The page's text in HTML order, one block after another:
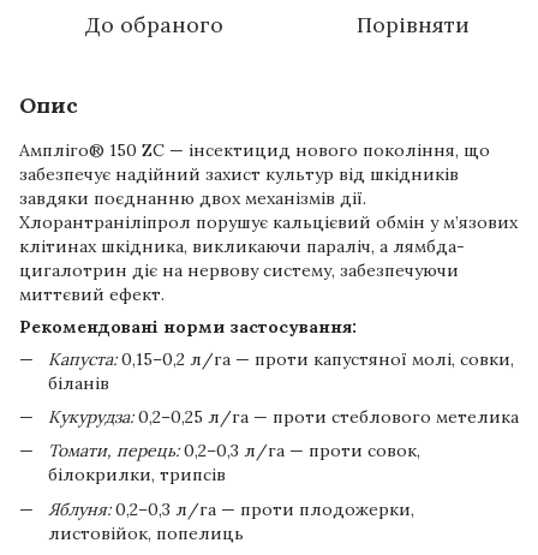
До обраного Порівняти
Опис
Ампліго® 150 ZC — інсектицид нового покоління, що
забезпечує надійний захист культур від шкідників
завдяки поєднанню двох механізмів дії.
Хлорантраніліпрол порушує кальцієвий обмін у м’язових
клітинах шкідника, викликаючи параліч, а лямбда-
цигалотрин діє на нервову систему, забезпечуючи
миттєвий ефект.
Рекомендовані норми застосування:
Капуста:0,15–0,2 л/га — проти капустяної молі, совки,
біланів
Кукурудза:0,2–0,25 л/га — проти стеблового метелика
Томати, перець:0,2–0,3 л/га — проти совок,
білокрилки, трипсів
Яблуня:0,2–0,3 л/га — проти плодожерки,
листовійок, попелиць